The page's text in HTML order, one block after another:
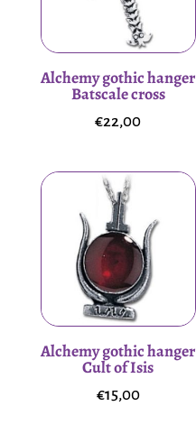
Alchemy gothic hanger
Batscale cross
€22,00
Alchemy gothic hanger
Cult of Isis
€15,00